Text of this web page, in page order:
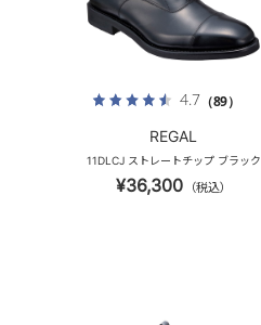
4.7（89）
REGAL
11DLCJ ストレートチップ ブラック
¥36,300 （税込）